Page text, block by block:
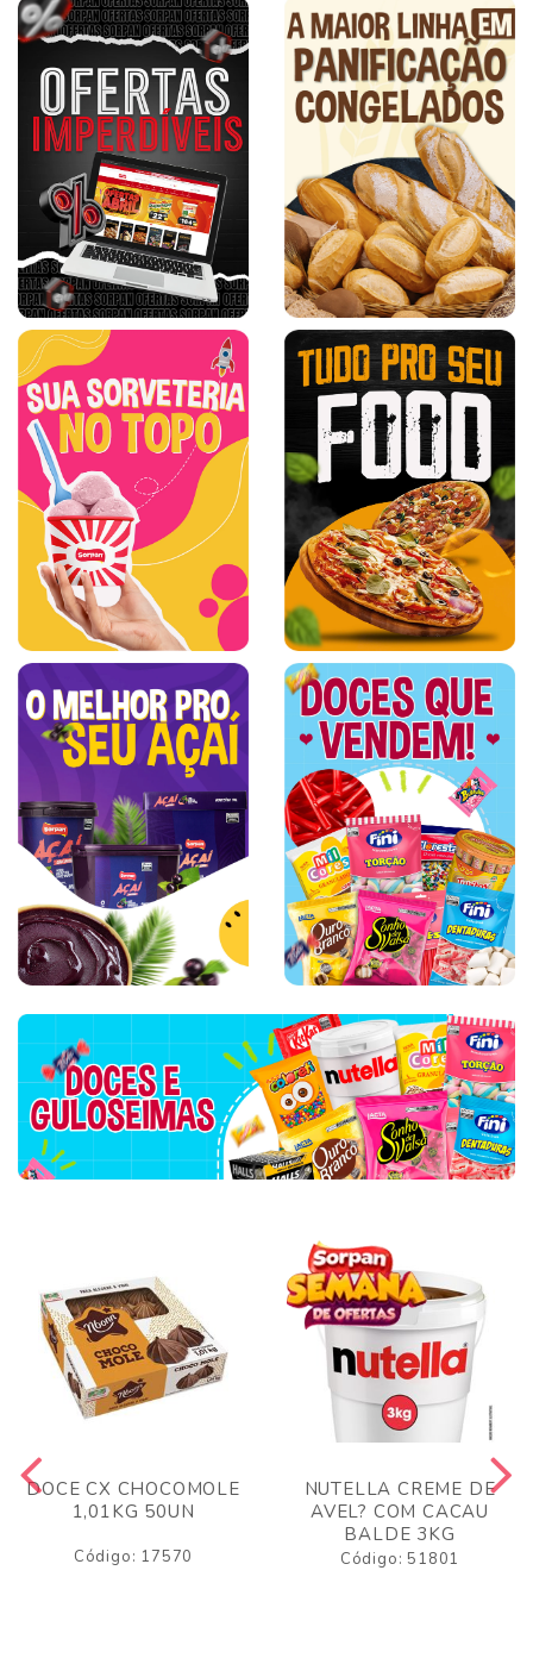
DOCE CX CHOCOMOLE
1,01KG 50UN
Código: 17570
NUTELLA CREME DE
AVEL? COM CACAU
BALDE 3KG
Código: 51801